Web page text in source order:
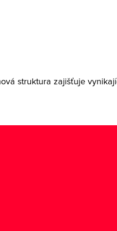
struktura zajišťuje